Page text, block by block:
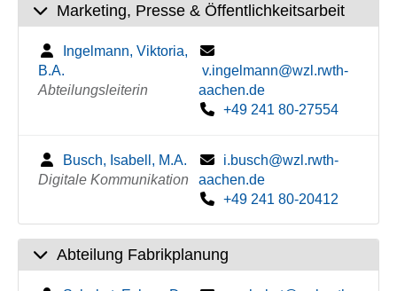
Marketing, Presse & Öffentlichkeitsarbeit
Ingelmann, Viktoria,
B.A.
Abteilungsleiterin
v.ingelmann@wzl.rwth-
aachen.de
+49 241 80-27554
Busch, Isabell, M.A.
Digitale Kommunikation
i.busch@wzl.rwth-
aachen.de
+49 241 80-20412
Abteilung Fabrikplanung